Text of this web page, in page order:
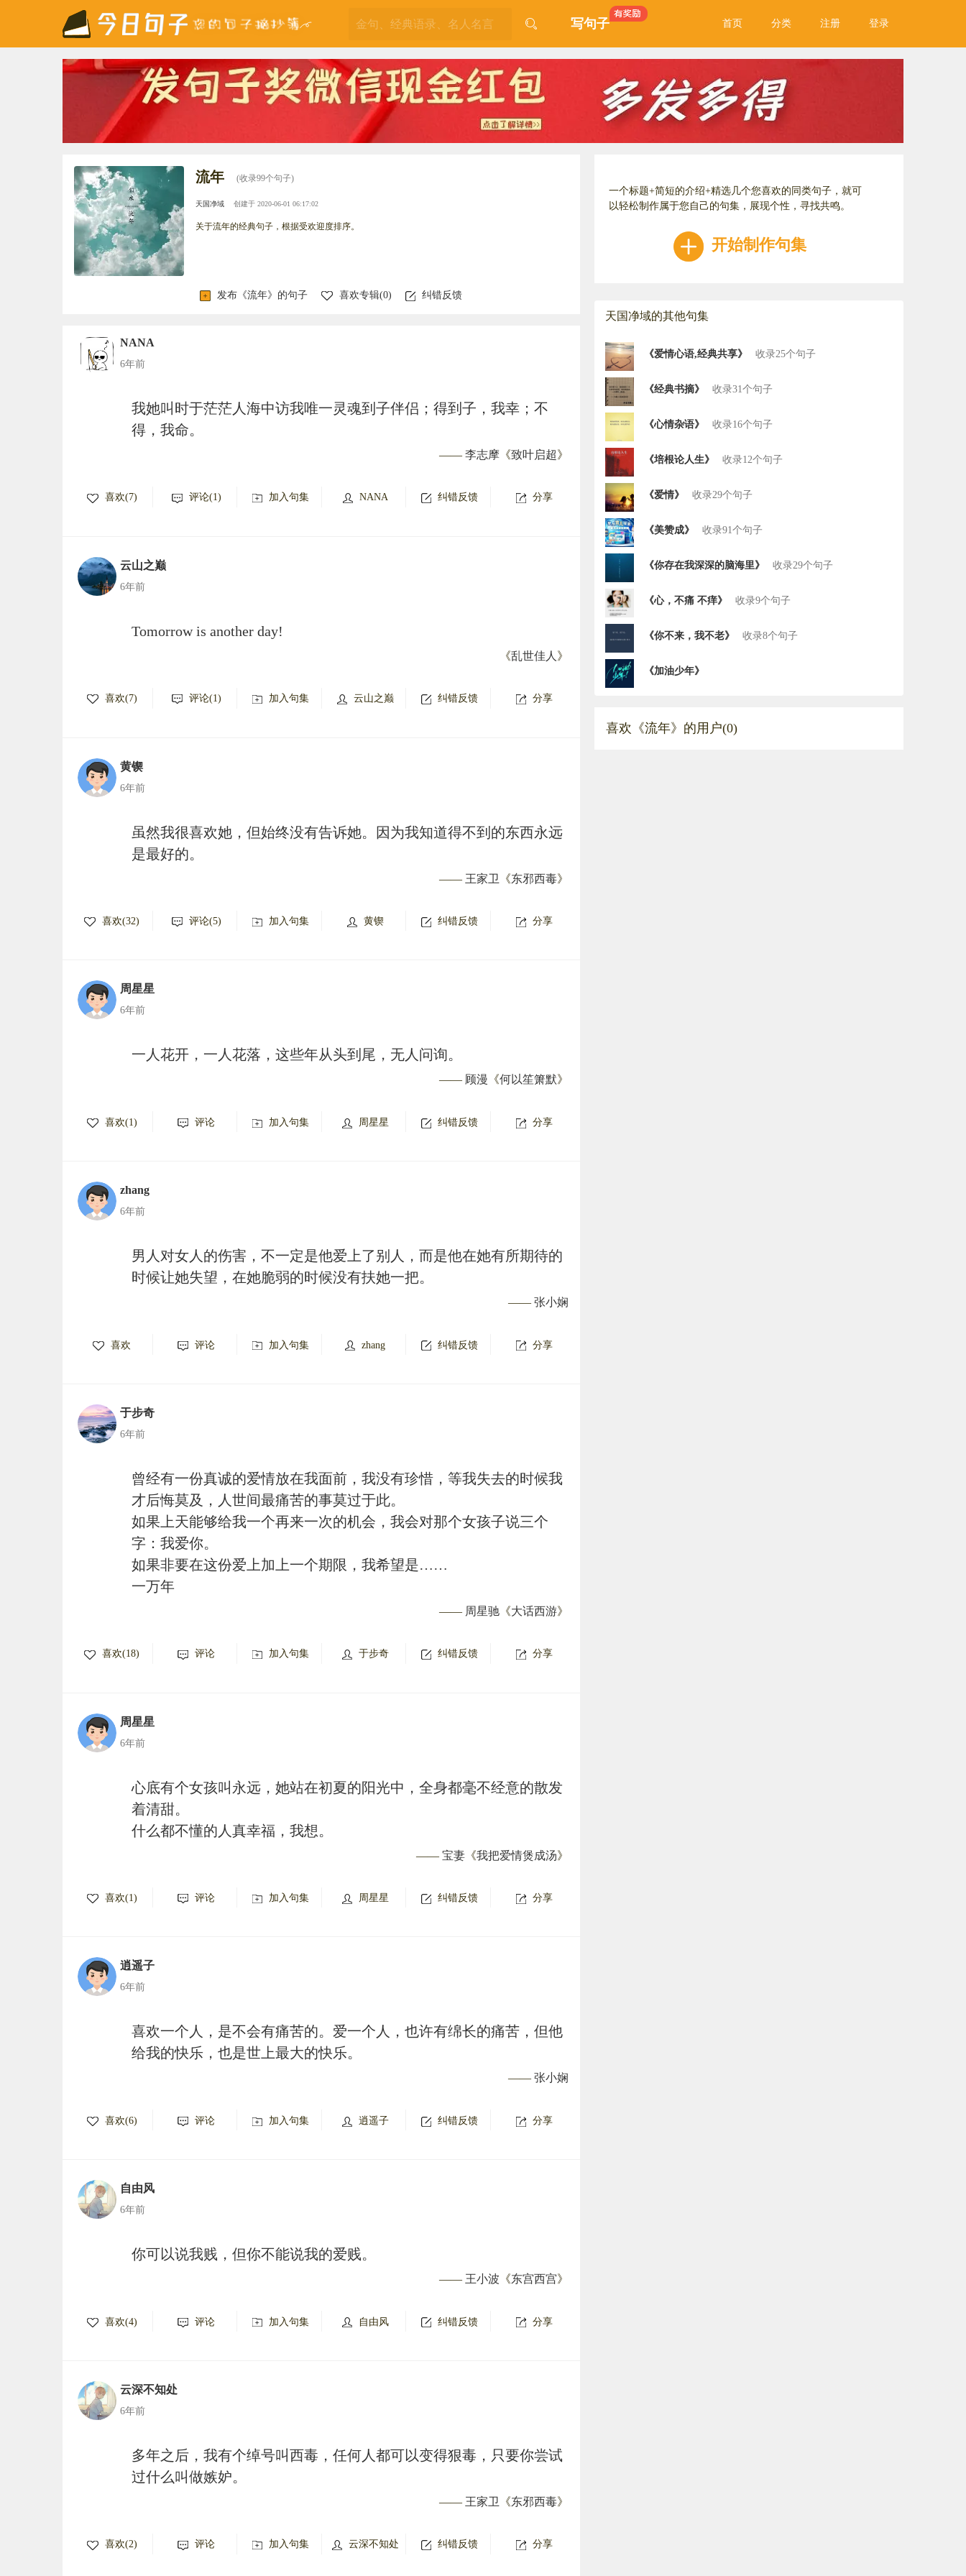
写句子 首页 分类 注册 登录
流年 (收录99个句子)
天国净域 创建于 2020-06-01 06:17:02
关于流年的经典句子，根据受欢迎度排序。
发布《流年》的句子 喜欢专辑(0) 纠错反馈
NANA
6年前
我她叫时于茫茫人海中访我唯一灵魂到子伴侣；得到子，我幸；不
得，我命。
—— 李志摩 《致叶启超》
喜欢(7) 评论(1) 加入句集 NANA 纠错反馈 分享
云山之巅
6年前
Tomorrow is another day!
《乱世佳人 》
喜欢(7) 评论(1) 加入句集 云山之巅 纠错反馈 分享
黄锲
6年前
虽然我很喜欢她，但始终没有告诉她。因为我知道得不到的东西永远
是最好的。
—— 王家卫 《东邪西毒》
喜欢(32) 评论(5) 加入句集 黄锲 纠错反馈 分享
周星星
6年前
一人花开，一人花落，这些年从头到尾，无人问询。
—— 顾漫 《何以笙箫默》
喜欢(1) 评论 加入句集 周星星 纠错反馈 分享
zhang
6年前
男人对女人的伤害，不一定是他爱上了别人，而是他在她有所期待的
时候让她失望，在她脆弱的时候没有扶她一把。
—— 张小娴
喜欢 评论 加入句集 zhang 纠错反馈 分享
于步奇
6年前
曾经有一份真诚的爱情放在我面前，我没有珍惜，等我失去的时候我
才后悔莫及，人世间最痛苦的事莫过于此。
如果上天能够给我一个再来一次的机会，我会对那个女孩子说三个
字：我爱你。
如果非要在这份爱上加上一个期限，我希望是……
一万年
—— 周星驰 《大话西游》
喜欢(18) 评论 加入句集 于步奇 纠错反馈 分享
周星星
6年前
心底有个女孩叫永远，她站在初夏的阳光中，全身都毫不经意的散发
着清甜。
什么都不懂的人真幸福，我想。
—— 宝妻 《我把爱情煲成汤》
喜欢(1) 评论 加入句集 周星星 纠错反馈 分享
逍遥子
6年前
喜欢一个人，是不会有痛苦的。爱一个人，也许有绵长的痛苦，但他
给我的快乐，也是世上最大的快乐。
—— 张小娴
喜欢(6) 评论 加入句集 逍遥子 纠错反馈 分享
自由风
6年前
你可以说我贱，但你不能说我的爱贱。
—— 王小波 《东宫西宫》
喜欢(4) 评论 加入句集 自由风 纠错反馈 分享
云深不知处
6年前
多年之后，我有个绰号叫西毒，任何人都可以变得狠毒，只要你尝试
过什么叫做嫉妒。
—— 王家卫 《东邪西毒》
喜欢(2) 评论 加入句集 云深不知处 纠错反馈 分享
一个标题+简短的介绍+精选几个您喜欢的同类句子，就可
以轻松制作属于您自己的句集，展现个性，寻找共鸣。
开始制作句集
天国净域的其他句集
《爱情心语,经典共享》 收录25个句子
《经典书摘》 收录31个句子
《心情杂语》 收录16个句子
《培根论人生》 收录12个句子
《爱情》 收录29个句子
《美赞成》 收录91个句子
《你存在我深深的脑海里》 收录29个句子
《心，不痛 不痒》 收录9个句子
《你不来，我不老》 收录8个句子
《加油少年》
喜欢《流年》的用户(0)